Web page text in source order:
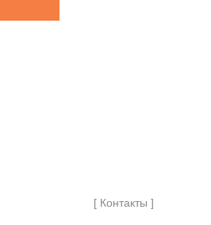
[ Контакты ]